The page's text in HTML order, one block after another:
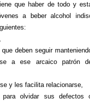
que haber de todo y
a beber alcohol
deben seguir
a ese arcaico patrón
y les facilita relacionarse,
para olvidar sus defectos